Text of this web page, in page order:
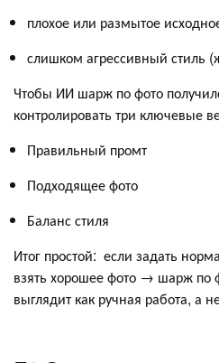
плохое или размытое
слишком агрессивный стиль
Чтобы ИИ шарж по фото
контролировать три ключевые
Правильный промт
Подходящее фото
Баланс стиля
Итог простой: если задать
взять хорошее фото → шарж по
выглядит как ручная работа, а